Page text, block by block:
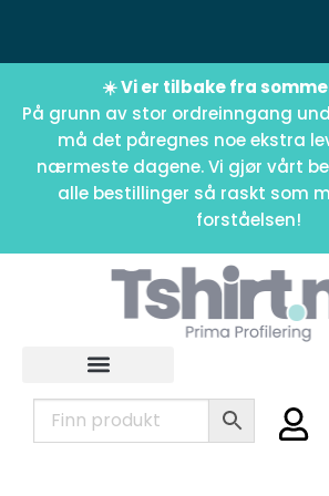
☀️ Vi er tilbake fra
På grunn av stor ordreinngang
må det påregnes noe ekstra
nærmeste dagene. Vi gjør vårt
alle bestillinger så raskt som
forståelsen!